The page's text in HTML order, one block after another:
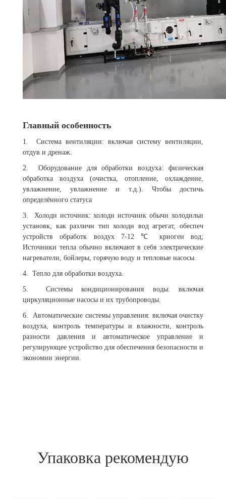
Главный особенность
1. Система вентиляции: включая систему вентиляции,
отдув и дренаж.
2. Оборудование для обработки воздуха: физическая
обработка воздуха (очистка, отопление, охлаждение,
увлажнение, увлажнение и т.д.). Чтобы достичь
определённого статуса
3. Холодн источник: холодн источник обычн холодильн
установк, как различн тип холодн вод агрегат, обеспеч
устройств обработк воздух 7-12 ℃ криоген вод;
Источники тепла обычно включают в себя электрические
нагреватели, бойлеры, горячую воду и тепловые насосы.
4. Тепло для обработки воздуха.
5. Системы кондиционирования воды: включая
циркуляционные насосы и их трубопроводы.
6. Автоматические системы управления: включая очистку
воздуха, контроль температуры и влажности, контроль
разности давления и автоматическое управление и
регулирующее устройство для обеспечения безопасности и
экономии энергии.
Упаковка рекомендую